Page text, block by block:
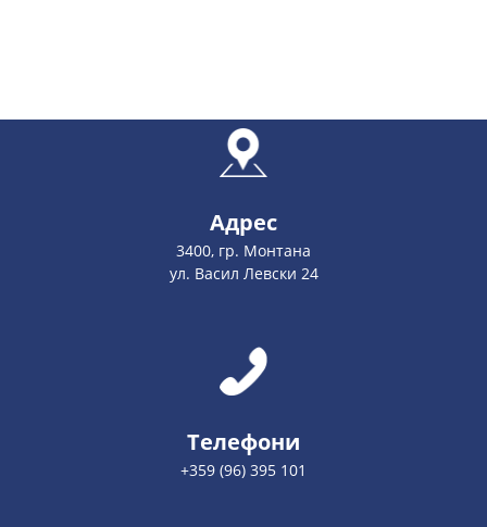
Адрес
3400, гр. Монтана
ул. Васил Левски 24
Телефони
+359 (96) 395 101